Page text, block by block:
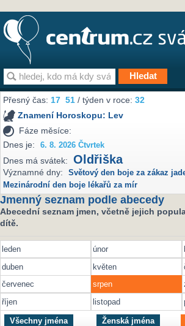
Přesný čas:17 51 / týden v roce:32
Znamení Horoskopu: Lev
Fáze měsíce:
Dnes je:
6. 8. 2026 Čtvrtek
Dnes má svátek: Oldřiška
Významné dny: Světový den boje za zákaz
Mezinárodní den boje lékařů za mír
Jmenný seznam podle abecedy
Abecední seznam jmen, včetně jejich
dítě.
leden únor
duben
květen
červenec
srpen
říjen
listopad
Všechny jména Ženská jména